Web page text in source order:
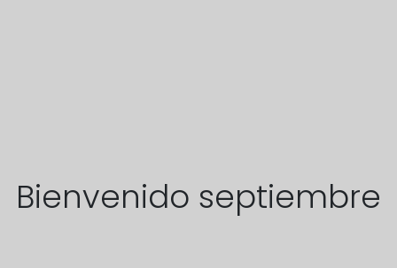
Bienvenido septiembre